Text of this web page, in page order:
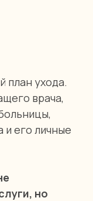
план ухода.
врача,
его личные
но